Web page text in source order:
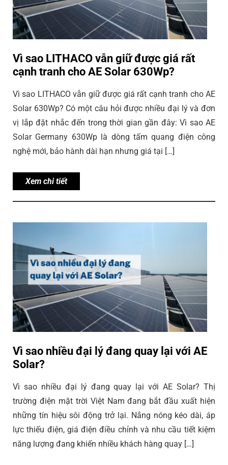
Vì sao LITHACO vẫn giữ được giá rất
cạnh tranh cho AE Solar 630Wp?
Vì sao LITHACO vẫn giữ được giá rất cạnh tranh cho AE
Solar 630Wp? Có một câu hỏi được nhiều đại lý và đơn
vị lắp đặt nhắc đến trong thời gian gần đây: Vì sao AE
Solar Germany 630Wp là dòng tấm quang điện công
nghệ mới, bảo hành dài hạn nhưng giá tại […]
Xem chi tiết
Vì sao nhiều đại lý đang quay lại với AE
Solar?
Vì sao nhiều đại lý đang quay lại với AE Solar? Thị
trường điện mặt trời Việt Nam đang bắt đầu xuất hiện
những tín hiệu sôi động trở lại. Nắng nóng kéo dài, áp
lực thiếu điện, giá điện điều chỉnh và nhu cầu tiết kiệm
năng lượng đang khiến nhiều khách hàng quay […]